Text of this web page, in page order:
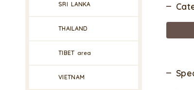
SRI LANKA
THAILAND
TIBET area
VIETNAM